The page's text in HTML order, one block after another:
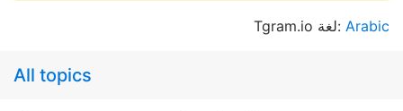
Tgram.io لغة: Arabic
All topics